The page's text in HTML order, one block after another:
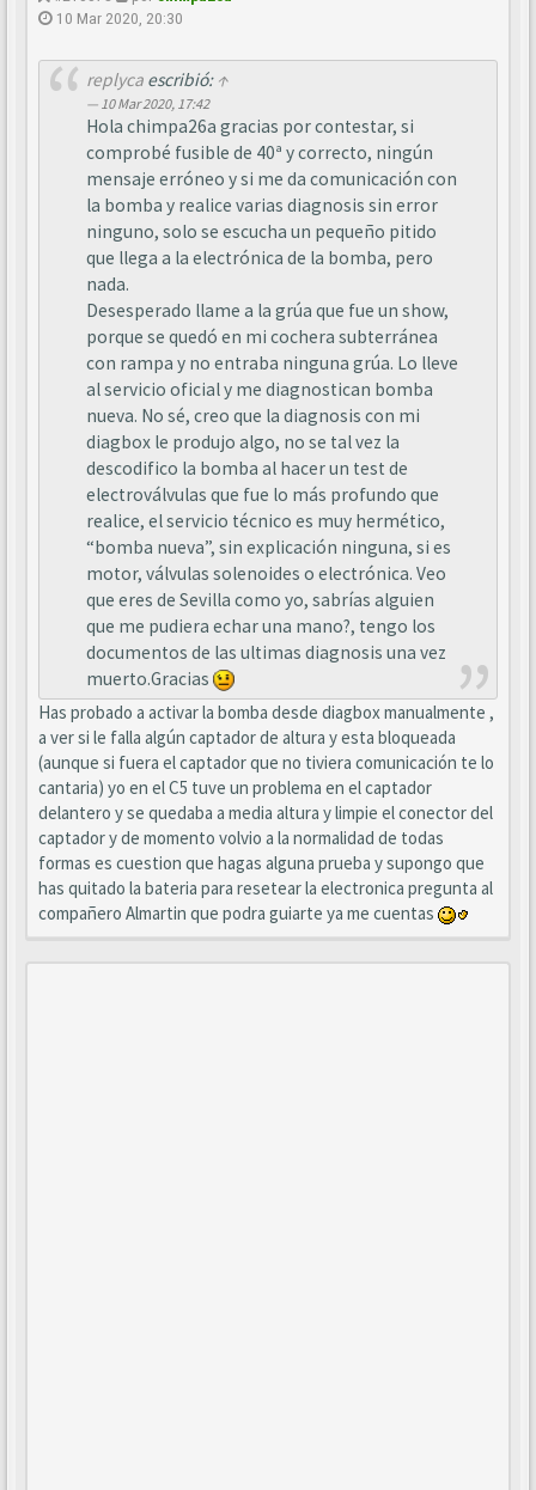
10 Mar 2020, 20:30
replycaescribió: ↑
10 Mar 2020, 17:42
Hola chimpa26a gracias por contestar, si
comprobé fusible de 40ª y correcto, ningún
mensaje erróneo y si me da comunicación con
la bomba y realice varias diagnosis sin error
ninguno, solo se escucha un pequeño pitido
que llega a la electrónica de la bomba, pero
nada.
Desesperado llame a la grúa que fue un show,
porque se quedó en mi cochera subterránea
con rampa y no entraba ninguna grúa. Lo lleve
al servicio oficial y me diagnostican bomba
nueva. No sé, creo que la diagnosis con mi
diagbox le produjo algo, no se tal vez la
descodifico la bomba al hacer un test de
electroválvulas que fue lo más profundo que
realice, el servicio técnico es muy hermético,
“bomba nueva”, sin explicación ninguna, si es
motor, válvulas solenoides o electrónica. Veo
que eres de Sevilla como yo, sabrías alguien
que me pudiera echar una mano?, tengo los
documentos de las ultimas diagnosis una vez
muerto.Gracias
Has probado a activar la bomba desde diagbox manualmente ,
a ver si le falla algún captador de altura y esta bloqueada
(aunque si fuera el captador que no tiviera comunicación te lo
cantaria) yo en el C5 tuve un problema en el captador
delantero y se quedaba a media altura y limpie el conector del
captador y de momento volvio a la normalidad de todas
formas es cuestion que hagas alguna prueba y supongo que
has quitado la bateria para resetear la electronica pregunta al
compañero Almartin que podra guiarte ya me cuentas